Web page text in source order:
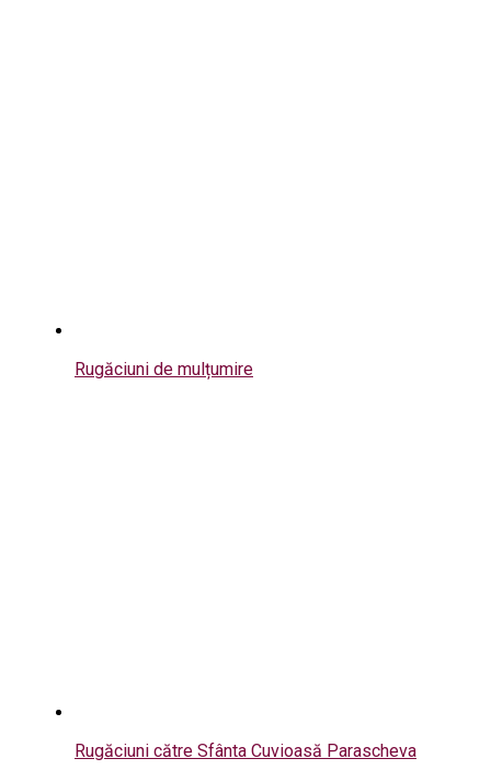
Rugăciuni de mulțumire
Rugăciuni către Sfânta Cuvioasă Parascheva